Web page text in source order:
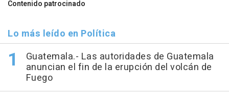
Contenido patrocinado
Lo más leído en Política
Guatemala.- Las autoridades de Guatemala
anuncian el fin de la erupción del volcán de
Fuego